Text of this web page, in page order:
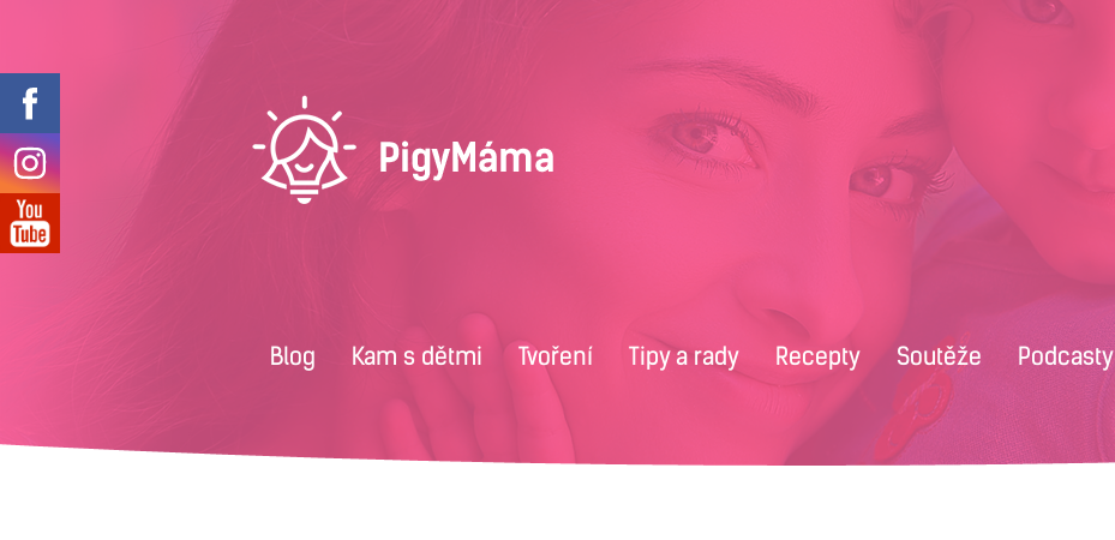
Blog Kam s dětmi Tvoření Tipy a rady Recepty Soutěže Podcasty